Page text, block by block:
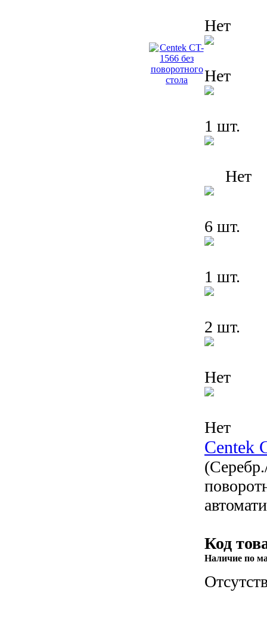
Нет
Нет
1 шт.
Нет
6 шт.
1 шт.
2 шт.
Нет
Нет
Centek
Код
Наличие по